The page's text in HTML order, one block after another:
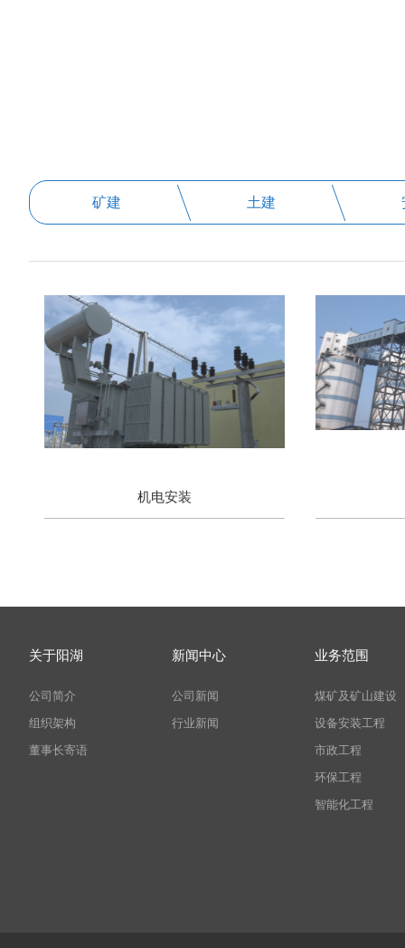
矿建 土建
机电安装
关于阳湖
公司简介
组织架构
董事长寄语
新闻中心
公司新闻
行业新闻
业务范围
煤矿及矿山建设
设备安装工程
市政工程
环保工程
智能化工程